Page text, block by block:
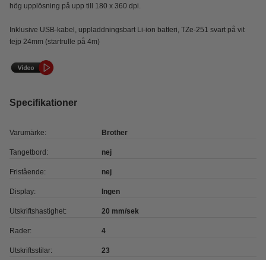
hög upplösning på upp till 180 x 360 dpi.
Inklusive USB-kabel, uppladdningsbart Li-ion batteri, TZe-251 svart på vit
tejp 24mm (startrulle på 4m)
Specifikationer
Varumärke: Brother
Tangetbord: nej
Fristående: nej
Display: Ingen
Utskriftshastighet: 20 mm/sek
Rader: 4
Utskriftsstilar: 23